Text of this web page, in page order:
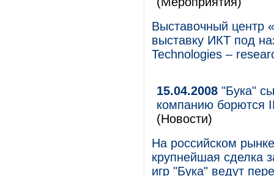
Выставочный центр
выставку ИКТ под
Technologies –
15.04.2008 "Бука"
компанию борются
(Новости)
На российском
крупнейшая сделка
игр "Бука" ведут